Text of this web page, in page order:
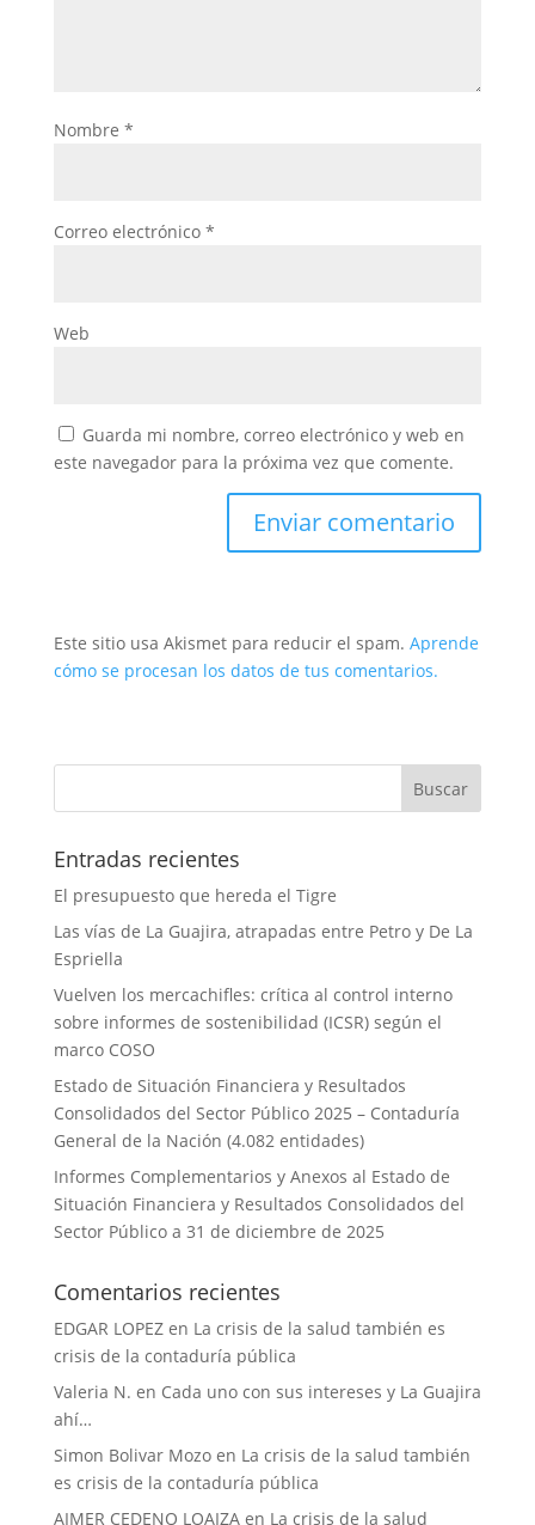
Nombre *
Correo electrónico *
Web
Guarda mi nombre, correo electrónico y web en
este navegador para la próxima vez que comente.
Este sitio usa Akismet para reducir el spam. Aprende
cómo se procesan los datos de tus comentarios.
Entradas recientes
El presupuesto que hereda el Tigre
Las vías de La Guajira, atrapadas entre Petro y De La
Espriella
Vuelven los mercachifles: crítica al control interno
sobre informes de sostenibilidad (ICSR) según el
marco COSO
Estado de Situación Financiera y Resultados
Consolidados del Sector Público 2025 – Contaduría
General de la Nación (4.082 entidades)
Informes Complementarios y Anexos al Estado de
Situación Financiera y Resultados Consolidados del
Sector Público a 31 de diciembre de 2025
Comentarios recientes
EDGAR LOPEZen La crisis de la salud también es
crisis de la contaduría pública
Valeria N. en Cada uno con sus intereses y La Guajira
ahí…
Simon Bolivar Mozoen La crisis de la salud también
es crisis de la contaduría pública
AIMER CEDENO LOAIZAen La crisis de la salud